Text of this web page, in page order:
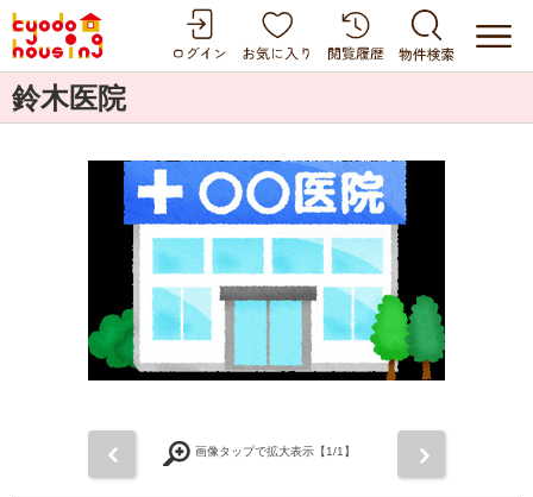
鈴木医院
画像タップで拡大表示【1/1】